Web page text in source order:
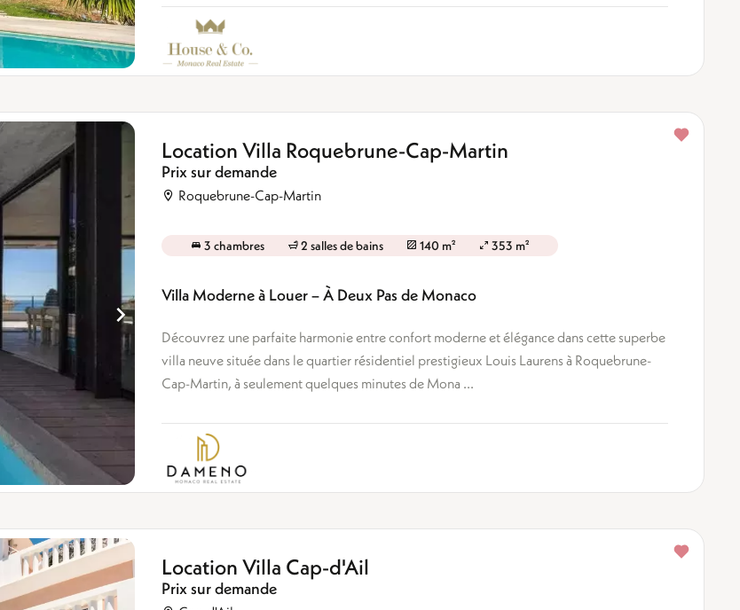
Location Villa Roquebrune-Cap-Martin
Prix sur demande
Roquebrune-Cap-Martin
3 chambres 2 salles de bains 140 m² 353 m²
Villa Moderne à Louer – À Deux Pas de Monaco
Découvrez une parfaite harmonie entre confort moderne et élégance dans cette superbe
villa neuve située dans le quartier résidentiel prestigieux Louis Laurens à Roquebrune-
Cap-Martin, à seulement quelques minutes de Mona ...
Location Villa Cap-d'Ail
Prix sur demande